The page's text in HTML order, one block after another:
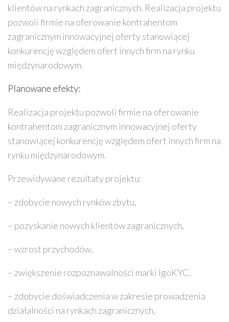
klientów na rynkach zagranicznych. Realizacja projektu
pozwoli firmie na oferowanie kontrahentom
zagranicznym innowacyjnej oferty stanowiącej
konkurencję względem ofert innych firm na rynku
międzynarodowym.
Planowane efekty:
Realizacja projektu pozwoli firmie na oferowanie
kontrahentom zagranicznym innowacyjnej oferty
stanowiącej konkurencję względem ofert innych firm na
rynku międzynarodowym.
Przewidywane rezultaty projektu:
– zdobycie nowych rynków zbytu,
– pozyskanie nowych klientów zagranicznych,
– wzrost przychodów,
– zwiększenie rozpoznawalności marki IgoKYC,
– zdobycie doświadczenia w zakresie prowadzenia
działalności na rynkach zagranicznych,